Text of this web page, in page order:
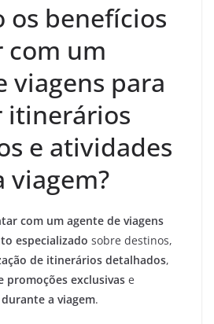
os benefícios
com um
viagens para
itinerários
e atividades
viagem?
com um agente de viagens
especializado sobre destinos,
de itinerários detalhados,
promoções exclusivas e
a viagem.